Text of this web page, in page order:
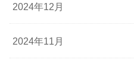
2024年12月
2024年11月